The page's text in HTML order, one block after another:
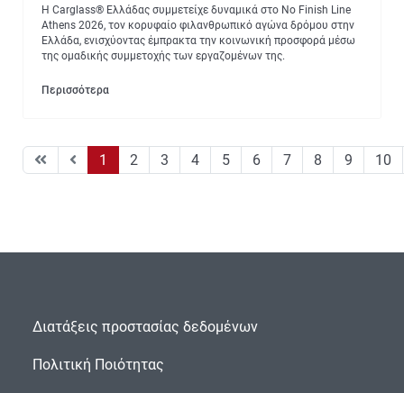
Η Carglass® Ελλάδας συμμετείχε δυναμικά στο No Finish Line
Athens 2026, τον κορυφαίο φιλανθρωπικό αγώνα δρόμου στην
Ελλάδα, ενισχύοντας έμπρακτα την κοινωνική προσφορά μέσω
της ομαδικής συμμετοχής των εργαζομένων της.
Περισσότερα
1 2 3 4 5 6 7 8 9 10
Διατάξεις προστασίας δεδομένων
Πολιτική Ποιότητας